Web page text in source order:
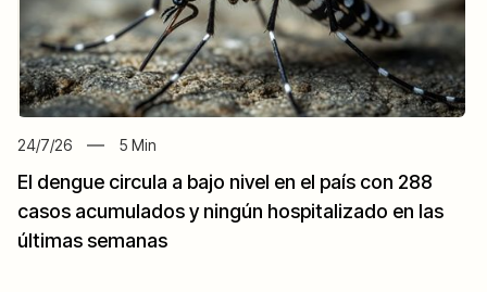
24/7/26 5 Min
El dengue circula a bajo nivel en el país con 288
casos acumulados y ningún hospitalizado en las
últimas semanas